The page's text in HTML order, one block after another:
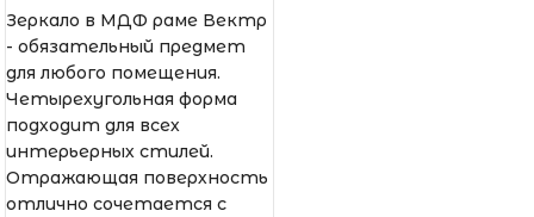
Зеркало в МДФ раме Вектр
- обязательный предмет
для любого помещения.
Четырехугольная форма
подходит для всех
интерьерных стилей.
Отражающая поверхность
отлично сочетается с